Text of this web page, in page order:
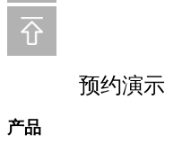
预约演示
产品